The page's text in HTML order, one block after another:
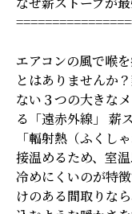
エアコンの風で喉
とはありませんか
ない３つの大きな
る「遠赤外線」 薪
「輻射熱（ふくし
接温めるため、室
冷めにくいのが特
けのある間取りな